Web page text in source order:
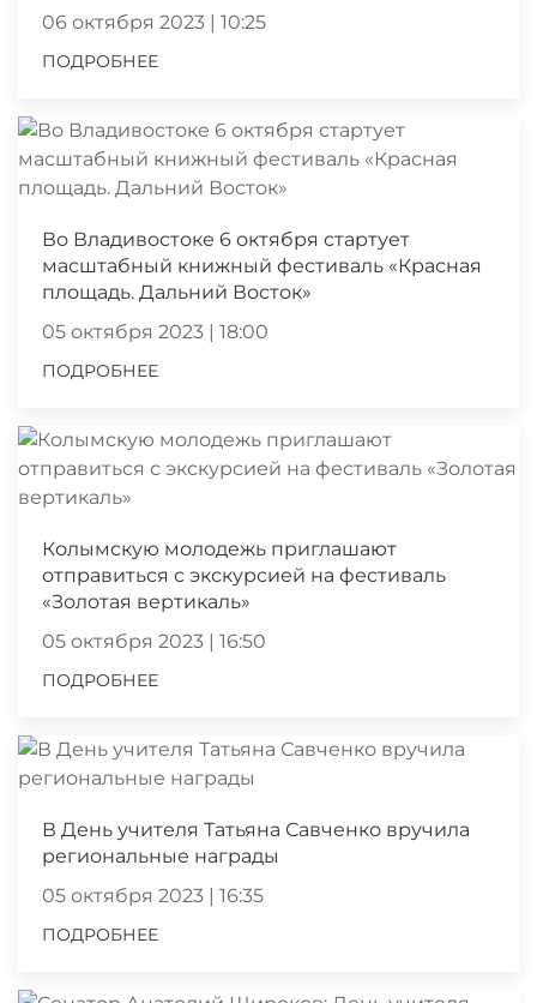
06 октября 2023 | 10:25
ПОДРОБНЕЕ
Во Владивостоке 6 октября стартует
масштабный книжный фестиваль «Красная
площадь. Дальний Восток»
05 октября 2023 | 18:00
ПОДРОБНЕЕ
Колымскую молодежь приглашают
отправиться с экскурсией на фестиваль
«Золотая вертикаль»
05 октября 2023 | 16:50
ПОДРОБНЕЕ
В День учителя Татьяна Савченко вручила
региональные награды
05 октября 2023 | 16:35
ПОДРОБНЕЕ